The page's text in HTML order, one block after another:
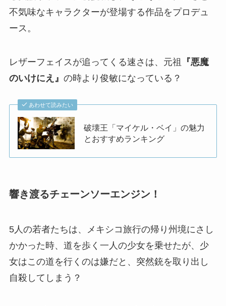
不気味なキャラクターが登場する作品をプロデュ
ース。
レザーフェイスが追ってくる速さは、元祖
『悪魔
のいけにえ』 の時より俊敏になっている？
あわせて読みたい
破壊王「マイケル・ベイ」の魅力
とおすすめランキング
響き渡るチェーンソーエンジン！
5人の若者たちは、メキシコ旅行の帰り州境にさし
かかった時、道を歩く一人の少女を乗せたが、少
女はこの道を行くのは嫌だと、突然銃を取り出し
自殺してしまう？